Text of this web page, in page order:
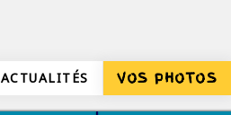
ACTUALITÉS VOS PHOTOS